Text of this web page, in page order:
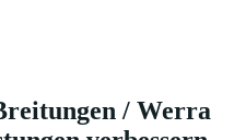
/ Werra